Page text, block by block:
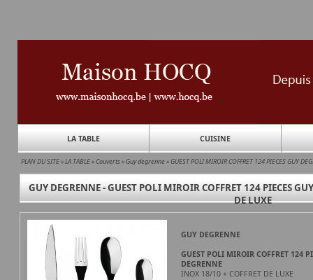
LA TABLE CUISINE
PLAN DU SITE»LA TABLE»Couverts»Guy degrenne»GUEST POLI MIROIR COFFRET 124 PIECES GUY
GUY DEGRENNE - GUEST POLI MIROIR COFFRET 124 PIECES
DE LUXE
GUY DEGRENNE
GUEST POLI MIROIR COFFRET 124
DEGRENNE
INOX 18/10 + COFFRET DE LUXE